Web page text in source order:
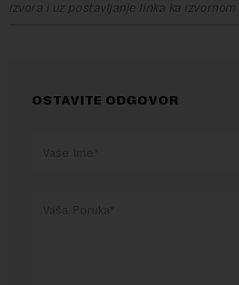
izvora i uz postavljanje linka ka izvornom
OSTAVITE ODGOVOR